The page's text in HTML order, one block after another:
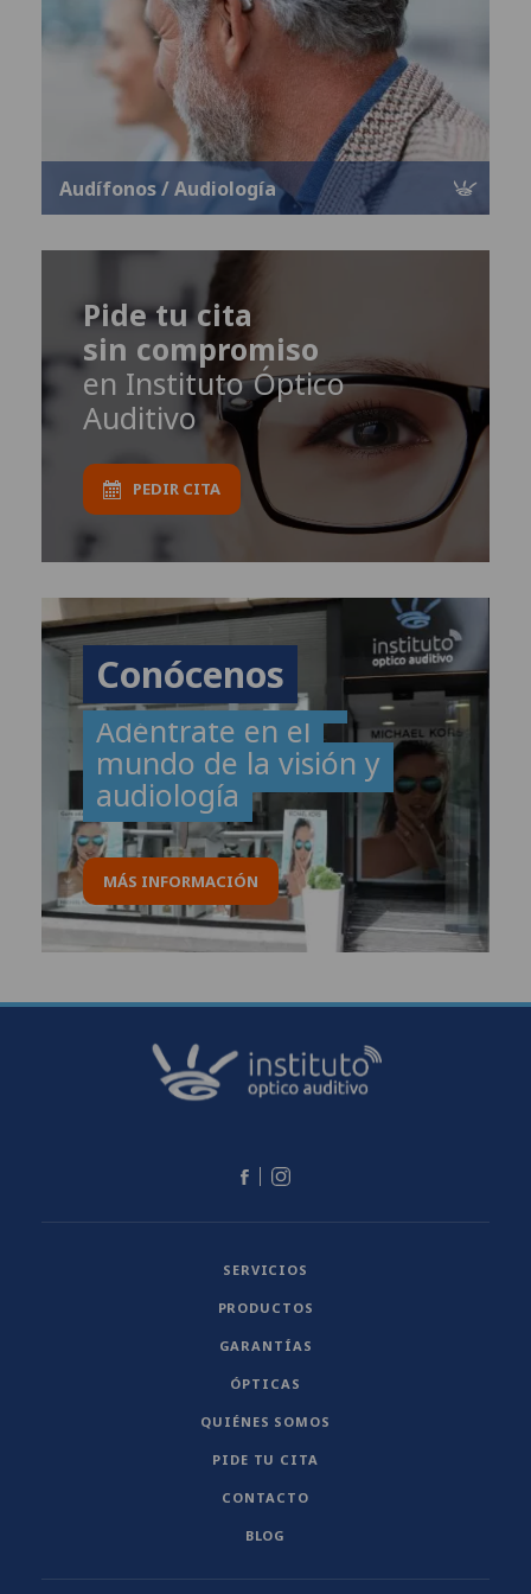
Audífonos / Audiología
Pide tu cita
sin compromiso
en Instituto Óptico
Auditivo
PEDIR CITA
Conócenos
Adéntrate en el
mundo de la visión y
audiología
MÁS INFORMACIÓN
SERVICIOS
PRODUCTOS
GARANTÍAS
ÓPTICAS
QUIÉNES SOMOS
PIDE TU CITA
CONTACTO
BLOG